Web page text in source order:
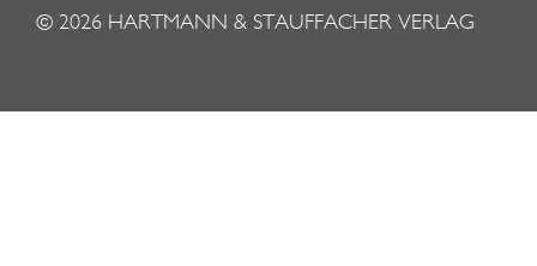
© 2026 HARTMANN & STAUFFACHER VERLAG